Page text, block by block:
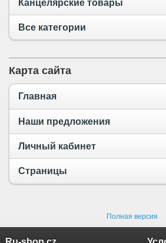
Канцелярские товары
Все категории
Карта сайта
Главная
Наши предложения
Личный кабинет
Страницы
Полная версия